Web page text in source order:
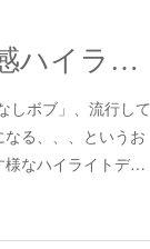
切りっぱなしボブには束感ハイライトがおすすめ✨
しボブ」、流行して
る、、、というお
様なハイライトデ…